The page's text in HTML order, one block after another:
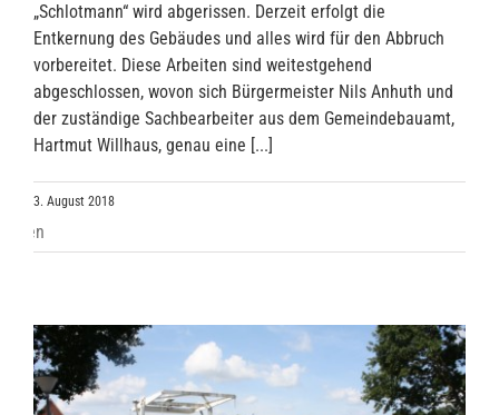
„Schlotmann“ wird abgerissen. Derzeit erfolgt die
Entkernung des Gebäudes und alles wird für den Abbruch
vorbereitet. Diese Arbeiten sind weitestgehend
abgeschlossen, wovon sich Bürgermeister Nils Anhuth und
der zuständige Sachbearbeiter aus dem Gemeindebauamt,
Hartmut Willhaus, genau eine [...]
3. August 2018